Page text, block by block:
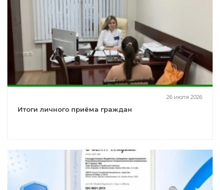
26 июля 2026
Итоги личного приёма граждан